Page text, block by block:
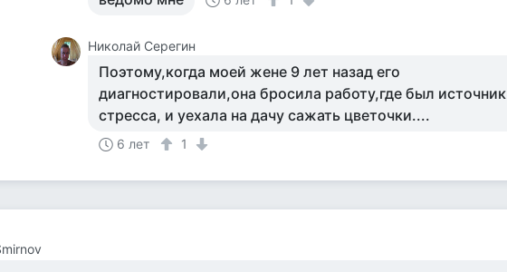
Николай Серегин
Поэтому,когда моей жене 9 лет назад его
диагностировали,она бросила работу,где был источник
стресса, и уехала на дачу сажать цветочки....
6 лет 1